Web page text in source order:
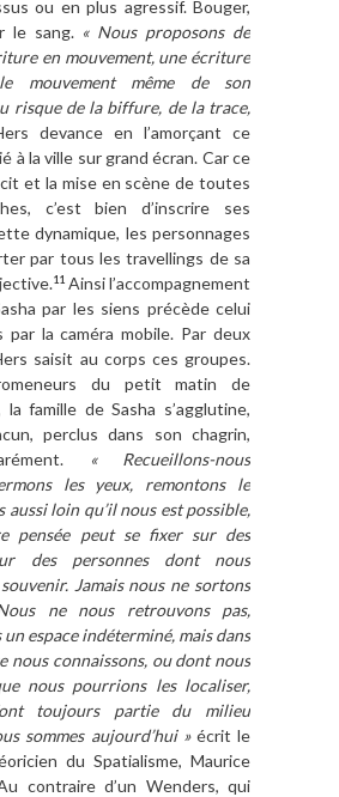
ou en plus agressif. Bouger,
le sang. « Nous proposons de
en mouvement, une écriture
mouvement même de son
risque de la biffure, de la trace,
devance en l’amorçant ce
à la ville sur grand écran. Car ce
et la mise en scène de toutes
c’est bien d’inscrire ses
dynamique, les personnages
par tous les travellings de sa
11 Ainsi l’accompagnement
par les siens précède celui
par la caméra mobile. Par deux
saisit au corps ces groupes.
du petit matin de
la famille de Sasha s’agglutine,
perclus dans son chagrin,
« Recueillons-nous
les yeux, remontons le
aussi loin qu’il nous est possible,
pensée peut se fixer sur des
des personnes dont nous
Jamais nous ne sortons
ne nous retrouvons pas,
un espace indéterminé, mais dans
nous connaissons, ou dont nous
nous pourrions les localiser,
font toujours partie du milieu
sommes aujourd’hui »écrit le
du Spatialisme, Maurice
contraire d’un Wenders, qui